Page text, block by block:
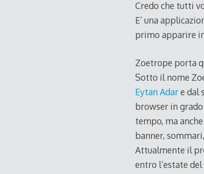
Credo che tutti
E’ una
primo apparire
Zoetrope porta
Sotto il nome
Eytan Adare dal
browser in
tempo, ma
banner,
Attualmente il
entro l’estate del